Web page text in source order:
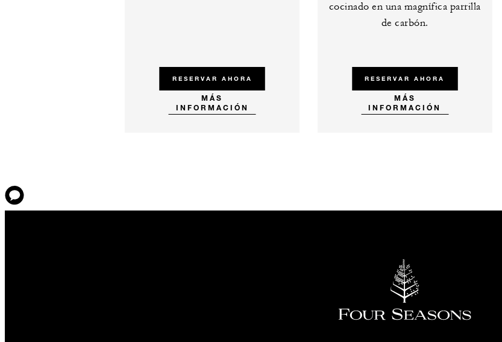
RESERVAR AHORA
MÁS
INFORMACIÓN
cocinado en una magnífica parrilla
de carbón.
RESERVAR AHORA
MÁS
INFORMACIÓN